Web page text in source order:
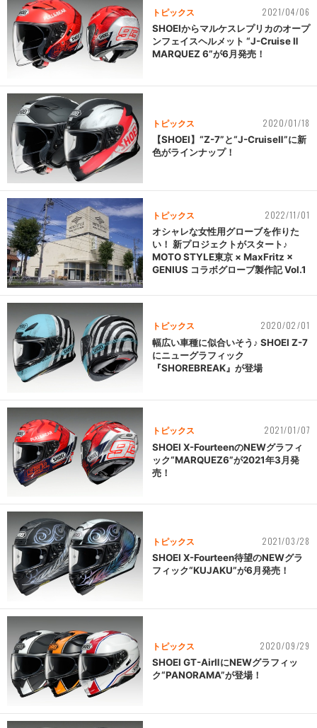
トピックス 2021/04/06
SHOEIからマルケスレプリカのオープ
ンフェイスヘルメット “J-Cruise Ⅱ
MARQUEZ 6”が6月発売！
トピックス 2020/01/18
【SHOEI】“Z-7”と“J-CruiseⅡ”に新
色がラインナップ！
トピックス 2022/11/01
オシャレな女性用グローブを作りた
い！ 新プロジェクトがスタート♪
MOTO STYLE東京 × MaxFritz ×
GENIUS コラボグローブ製作記 Vol.1
トピックス 2020/02/01
幅広い車種に似合いそう♪ SHOEI Z-7
にニューグラフィック
『SHOREBREAK』が登場
トピックス 2021/01/07
SHOEI X-FourteenのNEWグラフィ
ック“MARQUEZ6”が2021年3月発
売！
トピックス 2021/03/28
SHOEI X-Fourteen待望のNEWグラ
フィック“KUJAKU”が6月発売！
トピックス 2020/09/29
SHOEI GT-AirⅡにNEWグラフィッ
ク“PANORAMA”が登場！